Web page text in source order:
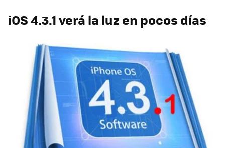
iOS 4.3.1 verá la luz en pocos días